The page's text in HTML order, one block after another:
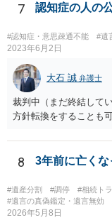
7 認知症の人の
#認知症・意思疎通不能 #遺
2023年6月2日
大石 誠 弁護士
裁判中（まだ終結して
方針転換をすることも
8 3年前に亡く
#遺産分割 #調停 #相続ト
#遺言の真偽鑑定・遺言無効
2026年5月8日